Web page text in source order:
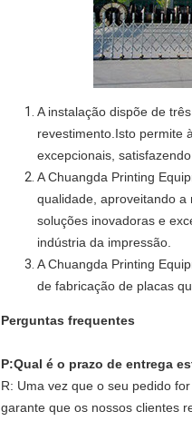
A instalação dispõe de
revestimento.Isto permite
excepcionais,
A Chuangda Printing
qualidade, aproveitando
soluções inovadoras e
indústria da impressão.
A Chuangda Printing
de fabricação de placas
Perguntas frequentes
P:Qual é o prazo de entrega
R: Uma vez que o seu pedido
garante que os nossos clientes